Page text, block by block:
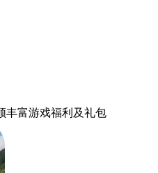
丰富游戏福利 及礼包